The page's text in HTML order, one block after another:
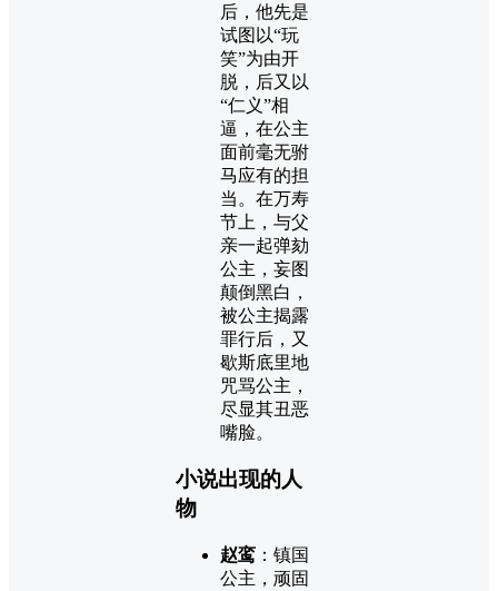
后，他先是
试图以“玩
笑”为由开
脱，后又以
“仁义”相
逼，在公主
面前毫无驸
马应有的担
当。在万寿
节上，与父
亲一起弹劾
公主，妄图
颠倒黑白，
被公主揭露
罪行后，又
歇斯底里地
咒骂公主，
尽显其丑恶
嘴脸。
小说出现的人
物
赵鸾 ：镇国
公主，顽固